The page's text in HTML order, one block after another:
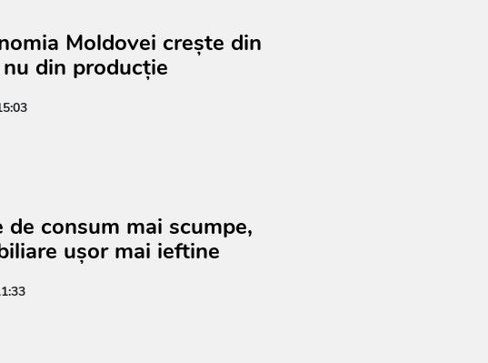
Moldovei crește din
din producție
de consum mai scumpe,
ușor mai ieftine